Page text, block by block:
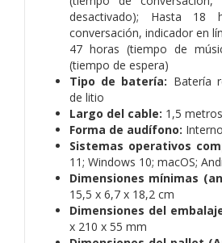
desactivado); Hasta 18
conversación, indicador en
47 horas (tiempo de
(tiempo de espera)
Tipo de batería: Batería
de litio
Largo del cable: 1,5 metros
Forma de audífono:
Sistemas operativos
11; Windows 10; macOS;
Dimensiones mínimas
15,5 x 6,7 x 18,2 cm
Dimensiones del
x 210 x 55 mm